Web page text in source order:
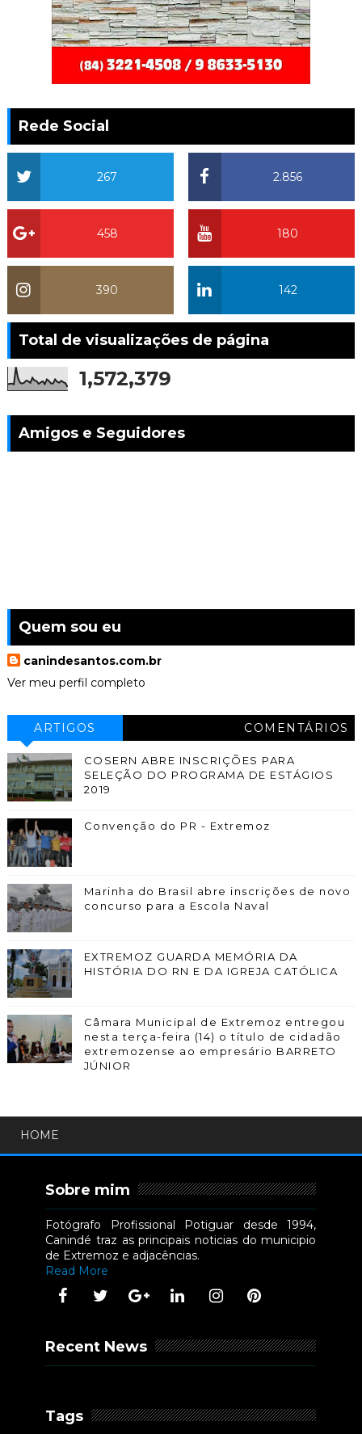
Rede Social
2.856
267
180
458
142
390
Total de visualizações de página
1,572,379
Amigos e Seguidores
Quem sou eu
canindesantos.com.br
Ver meu perfil completo
ARTIGOS COMENTÁRIOS
COSERN ABRE INSCRIÇÕES PARA
SELEÇÃO DO PROGRAMA DE ESTÁGIOS
2019
Convenção do PR - Extremoz
Marinha do Brasil abre inscrições de novo
concurso para a Escola Naval
EXTREMOZ GUARDA MEMÓRIA DA
HISTÓRIA DO RN E DA IGREJA CATÓLICA
Câmara Municipal de Extremoz entregou
nesta terça-feira (14) o título de cidadão
extremozense ao empresário BARRETO
JÚNIOR
HOME
Sobre mim
Fotógrafo Profissional Potiguar desde 1994,
Canindé traz as principais noticias do municipio
de Extremoz e adjacências.
Read More
Recent News
Tags